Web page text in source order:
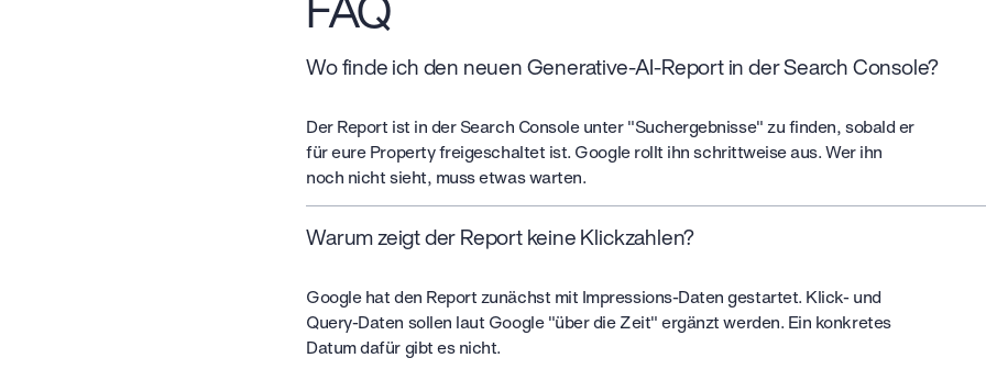
Wo finde ich den neuen Generative-AI-Report in der Search Console?
Der Report ist in der Search Console unter "Suchergebnisse" zu finden, sobald er
für eure Property freigeschaltet ist. Google rollt ihn schrittweise aus. Wer ihn
noch nicht sieht, muss etwas warten.
Warum zeigt der Report keine Klickzahlen?
Google hat den Report zunächst mit Impressions-Daten gestartet. Klick- und
Query-Daten sollen laut Google "über die Zeit" ergänzt werden. Ein konkretes
Datum dafür gibt es nicht.